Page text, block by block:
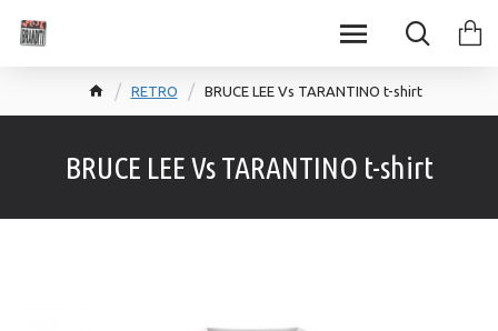
RETRO BRUCE LEE Vs TARANTINO t-shirt
BRUCE LEE Vs TARANTINO t-shirt